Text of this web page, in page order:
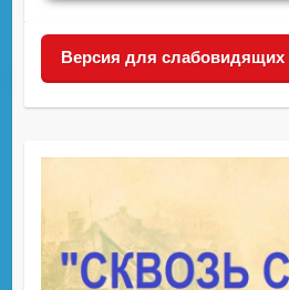
Версия для слабовидящих